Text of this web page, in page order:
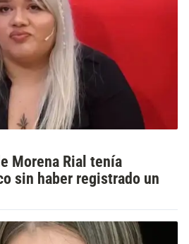
Morena Rial tenía
sin haber registrado un